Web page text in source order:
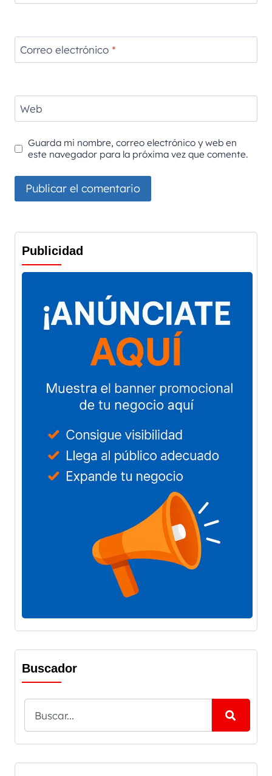
Correo electrónico *
Web
Guarda mi nombre, correo electrónico y web en
este navegador para la próxima vez que comente.
Publicidad
Buscador